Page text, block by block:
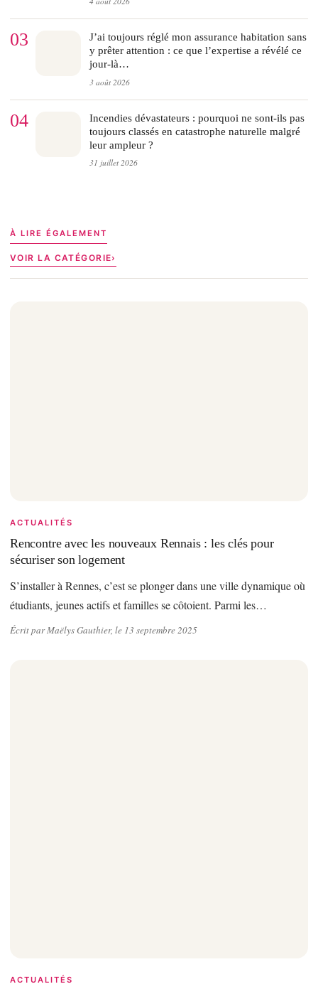
03
J’ai toujours réglé mon assurance habitation sans
y prêter attention : ce que l’expertise a révélé ce
jour-là…
3 août 2026
04
Incendies dévastateurs : pourquoi ne sont-ils pas
toujours classés en catastrophe naturelle malgré
leur ampleur ?
31 juillet 2026
À LIRE ÉGALEMENT
VOIR LA CATÉGORIE
ACTUALITÉS
Rencontre avec les nouveaux Rennais : les clés pour
sécuriser son logement
S’installer à Rennes, c’est se plonger dans une ville dynamique où
étudiants, jeunes actifs et familles se côtoient. Parmi les…
Écrit par Maëlys Gauthier, le 13 septembre 2025
ACTUALITÉS